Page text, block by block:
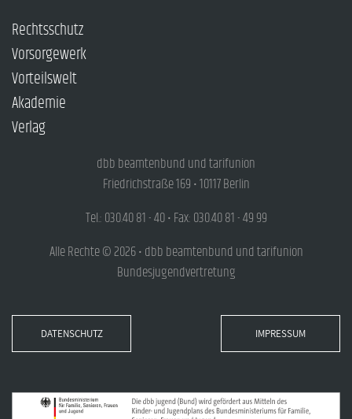
Rechtsschutz
Vorsorgewerk
Vorteilswelt
Akademie
Verlag
dbb beamtenbund und tarifunion
Friedrichstraße 169 • 10117 Berlin
Tel.: 030.40 81 - 40 • Fax: 030.40 81 - 49 99
Alle Rechte © 2026 • dbb beamtenbund und tarifunion
Bundesjugendvertretung
DATENSCHUTZ IMPRESSUM